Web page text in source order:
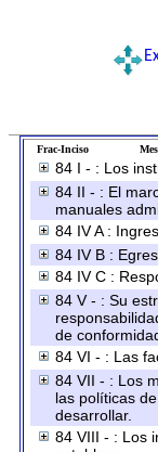
Frac-Inciso Mes
84 I - : Los
84 II - : El
manuales
84 IV A :
84 IV B :
84 IV C :
84 V - : Su
de
84 VI - : Las
84 VII - : Los
las políticas
desarrollar.
84 VIII - : Los